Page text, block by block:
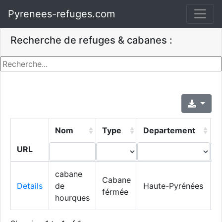
Pyrenees-refuges.com
Recherche de refuges & cabanes :
URL
Nom Type Departement
Details
cabane
de
hourques
Cabane
férmée
Haute-Pyrénées